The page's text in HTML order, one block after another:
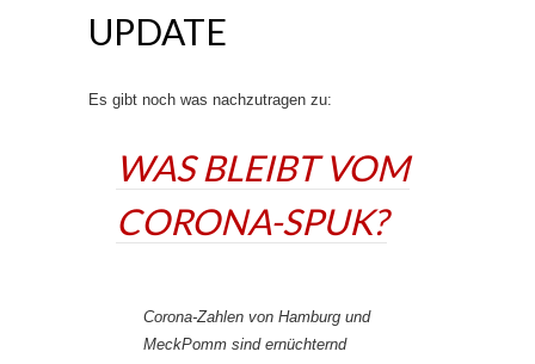
UPDATE
Es gibt noch was nachzutragen zu:
WAS BLEIBT VOM
CORONA-SPUK?
Corona-Zahlen von Hamburg und
MeckPomm sind ernüchternd